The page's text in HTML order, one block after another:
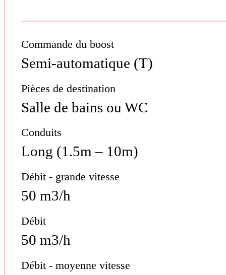
Commande du boost
Semi-automatique (T)
Pièces de destination
Salle de bains ou WC
Conduits
Long (1.5m – 10m)
Débit - grande vitesse
50 m3/h
Débit
50 m3/h
Débit - moyenne vitesse